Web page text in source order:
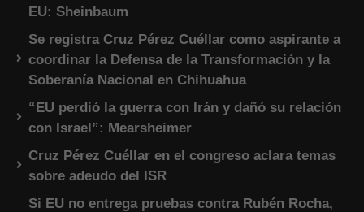
EU: Sheinbaum
Se registra Cruz Pérez Cuéllar como aspirante a
coordinar la Defensa de la Transformación y la
Soberanía Nacional en Chihuahua
“EU perdió la guerra con Irán y dañó su relación
con Israel”: Mearsheimer
Cruz Pérez Cuéllar en el congreso aclara temas
sobre adeudo del ISR
Si EU no entrega pruebas contra Rubén Rocha,